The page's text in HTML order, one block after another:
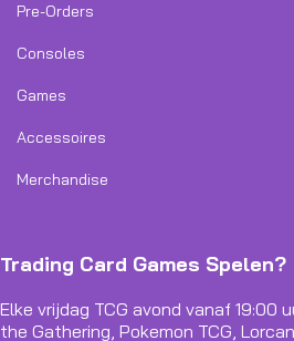
Pre-Orders
Consoles
Games
Accessoires
Merchandise
Trading Card Games Spelen?
Elke vrijdag TCG avond vanaf 19:00
the Gathering, Pokemon TCG,